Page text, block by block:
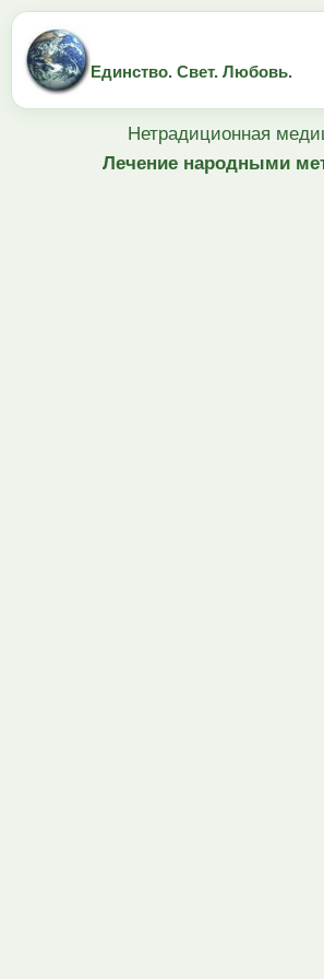
Единство. Свет. Любовь.
Нетрадиционная
Лечение народными